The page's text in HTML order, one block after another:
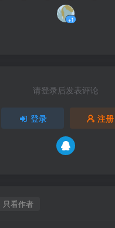
+1
请登录后发表评论
登录 注册
只看作者